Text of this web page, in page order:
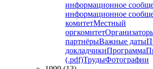
информационное
информационное
комитетМестный
оргкомитет
партнёрыВажные даты
докладчикиПрограмма
(.pdf)ТрудыФотографии